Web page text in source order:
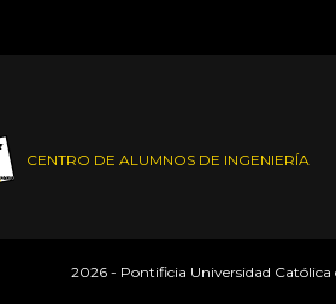
CENTRO DE ALUMNOS DE INGENIERÍA
2026 - Pontificia Universidad